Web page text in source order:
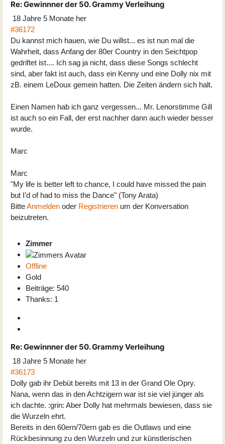
Re:Gewinnner der 50. Grammy Verleihung
18 Jahre 5 Monate her
#36172
Du kannst mich hauen, wie Du willst... es ist nun mal die
Wahrheit, dass Anfang der 80er Country in den Seichtpop
gedriftet ist.... Ich sag ja nicht, dass diese Songs schlecht
sind, aber fakt ist auch, dass ein Kenny und eine Dolly nix mit
zB. einem LeDoux gemein hatten. Die Zeiten ändern sich halt.
Einen Namen hab ich ganz vergessen... Mr. Lenorstimme Gill
ist auch so ein Fall, der erst nachher dann auch wieder besser
wurde.
Marc
Marc
"My life is better left to chance, I could have missed the pain
but I'd of had to miss the Dance" (Tony Arata)
BitteAnmelden oder Registrieren um der Konversation
beizutreten.
Zimmer
Offline
Gold
Beiträge: 540
Thanks: 1
Re:Gewinnner der 50. Grammy Verleihung
18 Jahre 5 Monate her
#36173
Dolly gab ihr Debüt bereits mit 13 in der Grand Ole Opry.
Nana, wenn das in den Achtzigern war ist sie viel jünger als
ich dachte. :grin: Aber Dolly hat mehrmals bewiesen, dass sie
die Wurzeln ehrt.
Bereits in den 60ern/70ern gab es die Outlaws und eine
Rückbesinnung zu den Wurzeln und zur künstlerischen